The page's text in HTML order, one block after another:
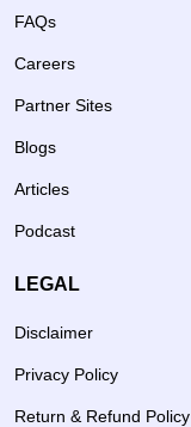
FAQs
Careers
Partner Sites
Blogs
Articles
Podcast
LEGAL
Disclaimer
Privacy Policy
Return & Refund Policy